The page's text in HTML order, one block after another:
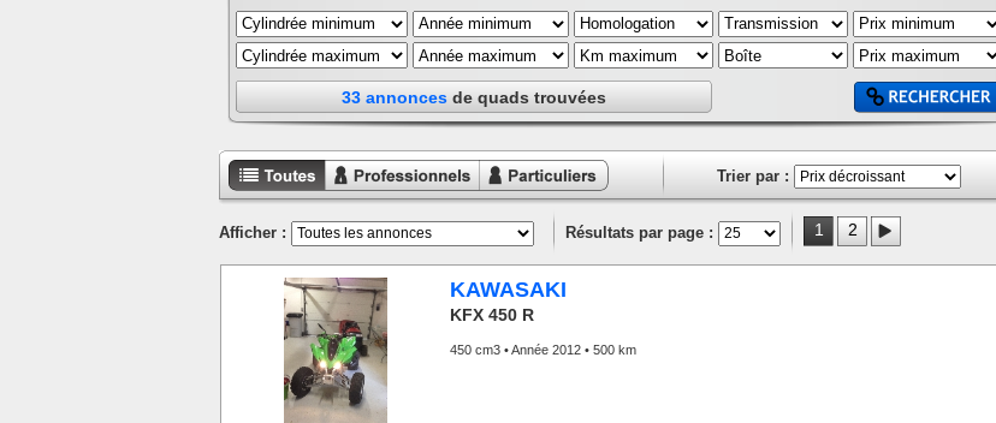
33 annonces de quads trouvées
Toutes les
annonces
Annonces
professionnels
Annonces
particuliers
Trier par :
Afficher : Résultats par page : 1 2
KAWASAKI
KFX 450 R
450 cm3 • Année 2012 • 500 km